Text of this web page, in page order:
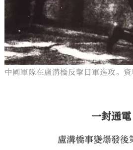
中國軍隊在盧溝橋反擊日軍進攻。資
一封通電
盧溝橋事變爆發後